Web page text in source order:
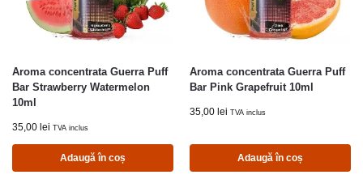
Aroma concentrata Guerra Puff
Bar Strawberry Watermelon
10ml
35,00 lei TVA inclus
Adaugă în coș
Aroma concentrata Guerra Puff
Bar Pink Grapefruit 10ml
35,00 lei TVA inclus
Adaugă în coș